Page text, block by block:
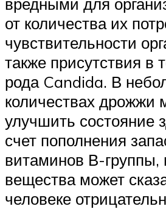
от количества их
чувствительности
также присутствия в
рода Candida. В
количествах дрожжи
улучшить состояние
счет пополнения
витаминов В-группы,
вещества может
человеке